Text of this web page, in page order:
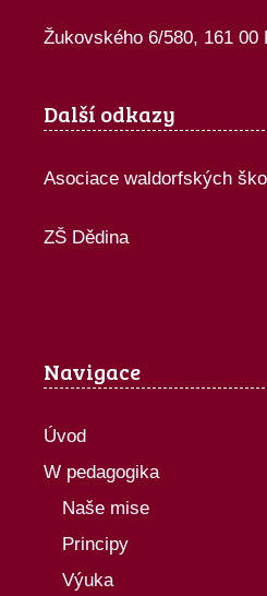
Žukovského 6/580, 161 00
Další odkazy
Asociace waldorfských
ZŠ Dědina
Navigace
Úvod
W pedagogika
Naše mise
Principy
Výuka